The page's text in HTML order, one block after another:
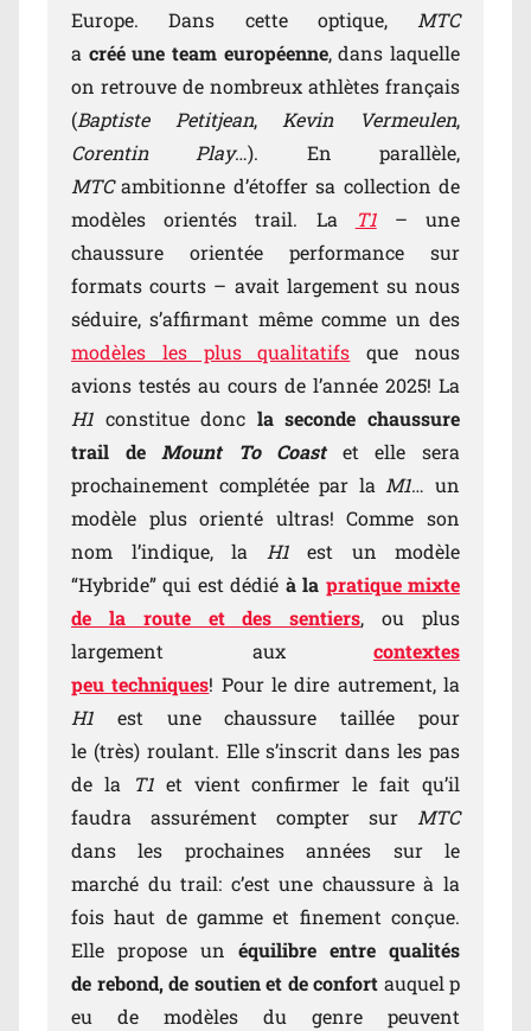
Europe. Dans cette optique, MTC
a créé une team européenne, dans laquelle
on retrouve de nombreux athlètes français
(Baptiste Petitjean, Kevin Vermeulen,
Corentin Play…). En parallèle,
MTCambitionne d’étoffer sa collection de
modèles orientés trail. La
T1
– une
chaussure orientée performance sur
formats courts – avait largement su nous
séduire, s’affirmant même comme un des
modèles les plus qualitatifs que nous
avions testés au cours de l’année 2025! La
H1 constitue donc la seconde chaussure
trail de Mount To Coast
et elle sera
prochainement complétée par la M1… un
modèle plus orienté ultras! Comme son
nom l’indique, la
H1 est un modèle
“Hybride” qui est dédié à la pratique mixte
de la route et des sentiers, ou plus
largement aux contextes
peu techniques! Pour le dire autrement, la
H1 est une chaussure taillée pour
le (très) roulant. Elle s’inscrit dans les pas
de la
T1 et vient confirmer le fait qu’il
faudra assurément compter sur MTC
dans les prochaines années sur le
marché du trail: c’est une chaussure à la
fois haut de gamme et finement conçue.
Elle propose un équilibre entre qualités
de rebond, de soutien et de confort auquel p
eu de modèles du genre peuvent